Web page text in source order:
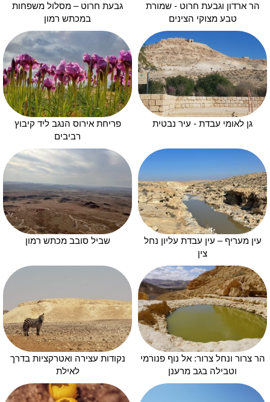
הר ארדון וגבעת חרוט - שמורת
טבע מצוקי הצינים
גבעת חרוט – מסלול משפחות
במכתש רמון
גן לאומי עבדת - עיר נבטית
פריחת אירוס הנגב ליד קיבוץ
רביבים
עין מעריף – עין עבדת עליון נחל
צין
שביל סובב מכתש רמון
הר צרור ונחל צרור: אל נוף פנורמי
וטבילה בגב מרענן
נקודות עצירה ואטרקציות בדרך
לאילת